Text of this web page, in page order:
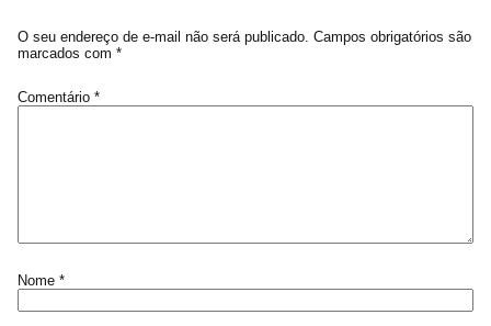
O seu endereço de e-mail não será publicado. Campos obrigatórios são
marcados com *
Comentário *
Nome *